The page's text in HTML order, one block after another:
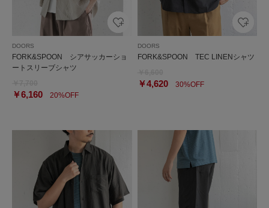
DOORS
FORK&SPOON シアサッカーショ
ートスリーブシャツ
￥6,160 20%OFF
DOORS
FORK&SPOON TEC LINENシャツ
￥4,62030%OFF